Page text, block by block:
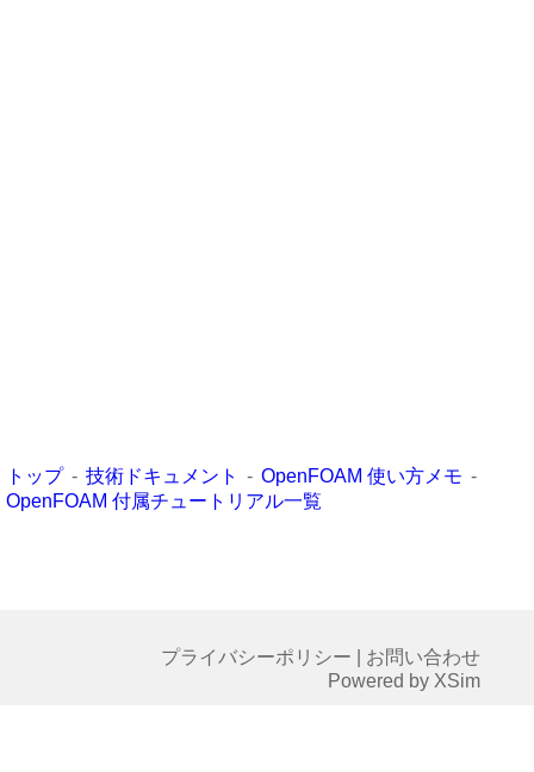
トップ 技術ドキュメント
OpenFOAM 使い方メモ
OpenFOAM 付属チュートリアル一覧
プライバシーポリシー
お問い合わせ
Powered by XSim